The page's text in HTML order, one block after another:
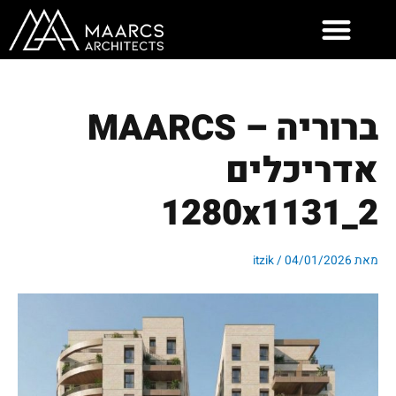
ברוריה – MAARCS
אדריכלים
2_1280x1131
מאת itzik/ 04/01/2026